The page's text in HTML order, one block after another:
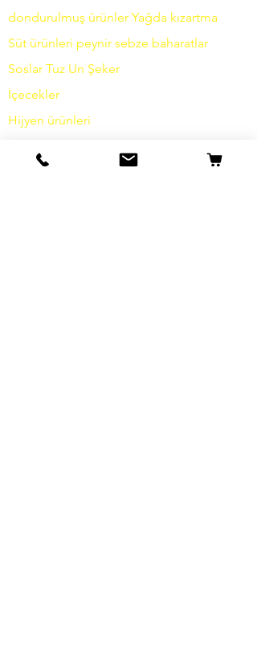
dondurulmuş ürünler Yağda kızartma
Süt ürünleri peynir sebze baharatlar
Soslar Tuz Un Şeker
İçecekler
Hijyen ürünleri